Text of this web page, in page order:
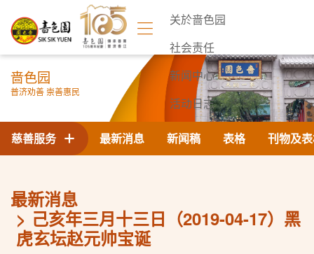
关於啬色园
社会责任
新闻中心
活动日志
联络我们
啬色园
普济劝善 崇善惠民
最新消息 新闻稿 表格 刊物及
慈善服务
最新消息
己亥年三月十三日（2019-04-17）黑
虎玄坛赵元帅宝诞